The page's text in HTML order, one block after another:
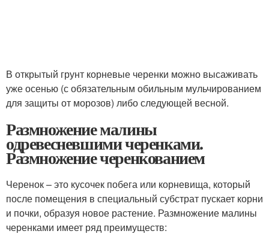
В открытый грунт корневые черенки можно высаживать
уже осенью (с обязательным обильным мульчированием
для защиты от морозов) либо следующей весной.
Размножение малины
одревесневшими черенками.
Размножение черенкованием
Черенок – это кусочек побега или корневища, который
после помещения в специальный субстрат пускает корни
и почки, образуя новое растение. Размножение малины
черенками имеет ряд преимуществ: